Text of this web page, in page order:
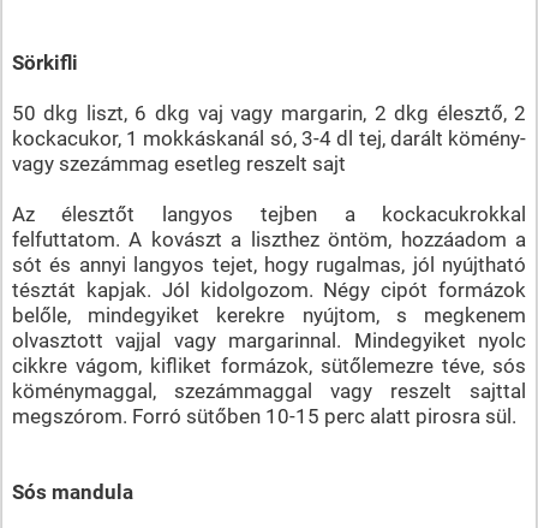
Sörkifli
50 dkg liszt, 6 dkg vaj vagy margarin, 2 dkg élesztő, 2
kockacukor, 1 mokkáskanál só, 3-4 dl tej, darált kömény-
vagy szezámmag esetleg reszelt sajt
Az élesztőt langyos tejben a kockacukrokkal
felfuttatom. A kovászt a liszthez öntöm, hozzáadom a
sót és annyi langyos tejet, hogy rugalmas, jól nyújtható
tésztát kapjak. Jól kidolgozom. Négy cipót formázok
belőle, mindegyiket kerekre nyújtom, s megkenem
olvasztott vajjal vagy margarinnal. Mindegyiket nyolc
cikkre vágom, kifliket formázok, sütőlemezre téve, sós
köménymaggal, szezámmaggal vagy reszelt sajttal
megszórom. Forró sütőben 10-15 perc alatt pirosra sül.
Sós mandula